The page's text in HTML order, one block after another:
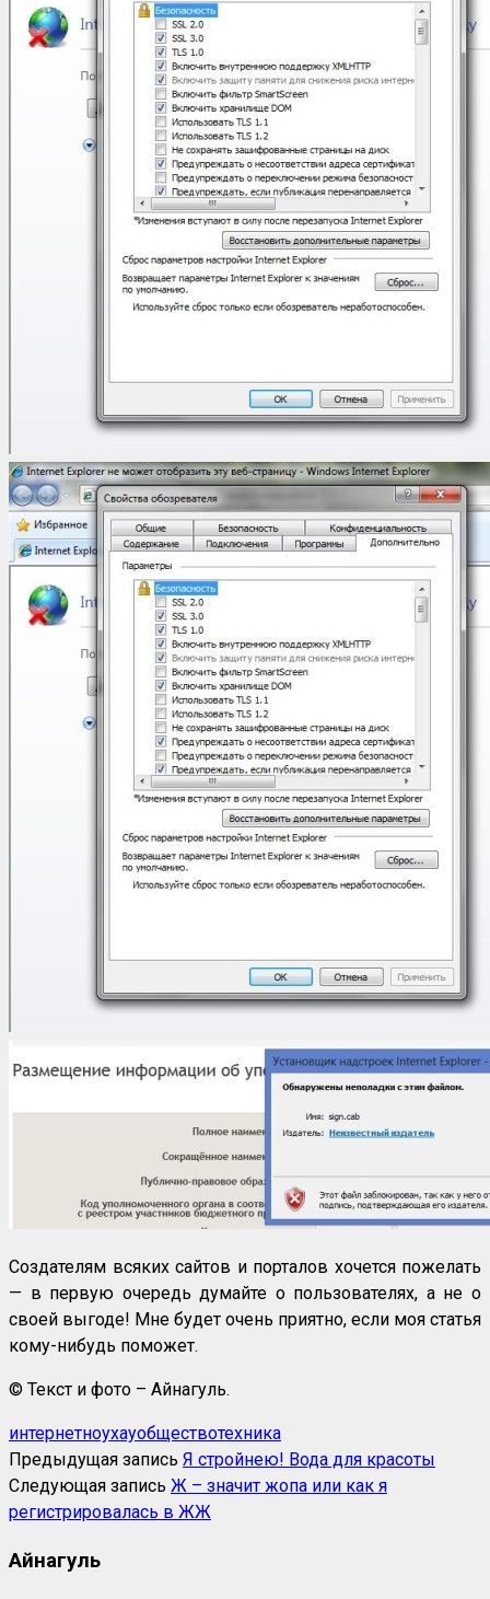
Создателям всяких сайтов и порталов хочется пожелать
— в первую очередь думайте о пользователях, а не о
своей выгоде! Мне будет очень приятно, если моя статья
кому-нибудь поможет.
© Текст и фото – Айнагуль.
интернетноухауобществотехника
Предыдущая запись Я стройнею! Вода для красоты
Следующая запись Ж – значит жопа или как я
регистрировалась в ЖЖ
Айнагуль